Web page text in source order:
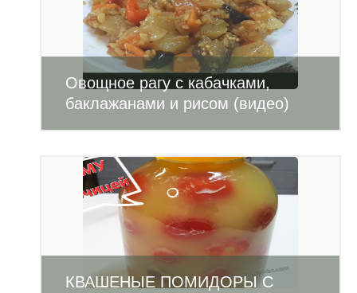
Овощное рагу с кабачками,
баклажанами и рисом (видео)
КВАШЕНЫЕ ПОМИДОРЫ С